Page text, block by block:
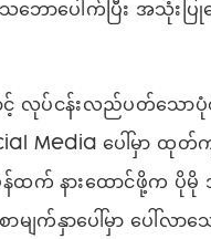
ဘောပေါက်ပြီး အသုံး
င့် လုပ်ငန်းလည်ပတ်သောပုံစံ
Media ပေါ်မှာ ထု
န်ထက် နားထောင်ဖို့က ပိုမို
ျက်နှာပေါ်မှာ ပေါ်လာ